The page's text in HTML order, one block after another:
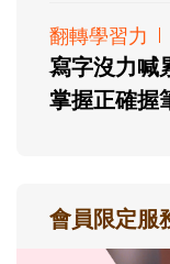
翻轉學習力
寫字沒力喊
掌握正確握
會員限定服